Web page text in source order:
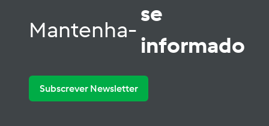
Mantenha-
se
informado
Subscrever Newsletter